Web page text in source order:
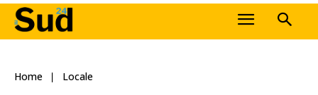
Home Locale